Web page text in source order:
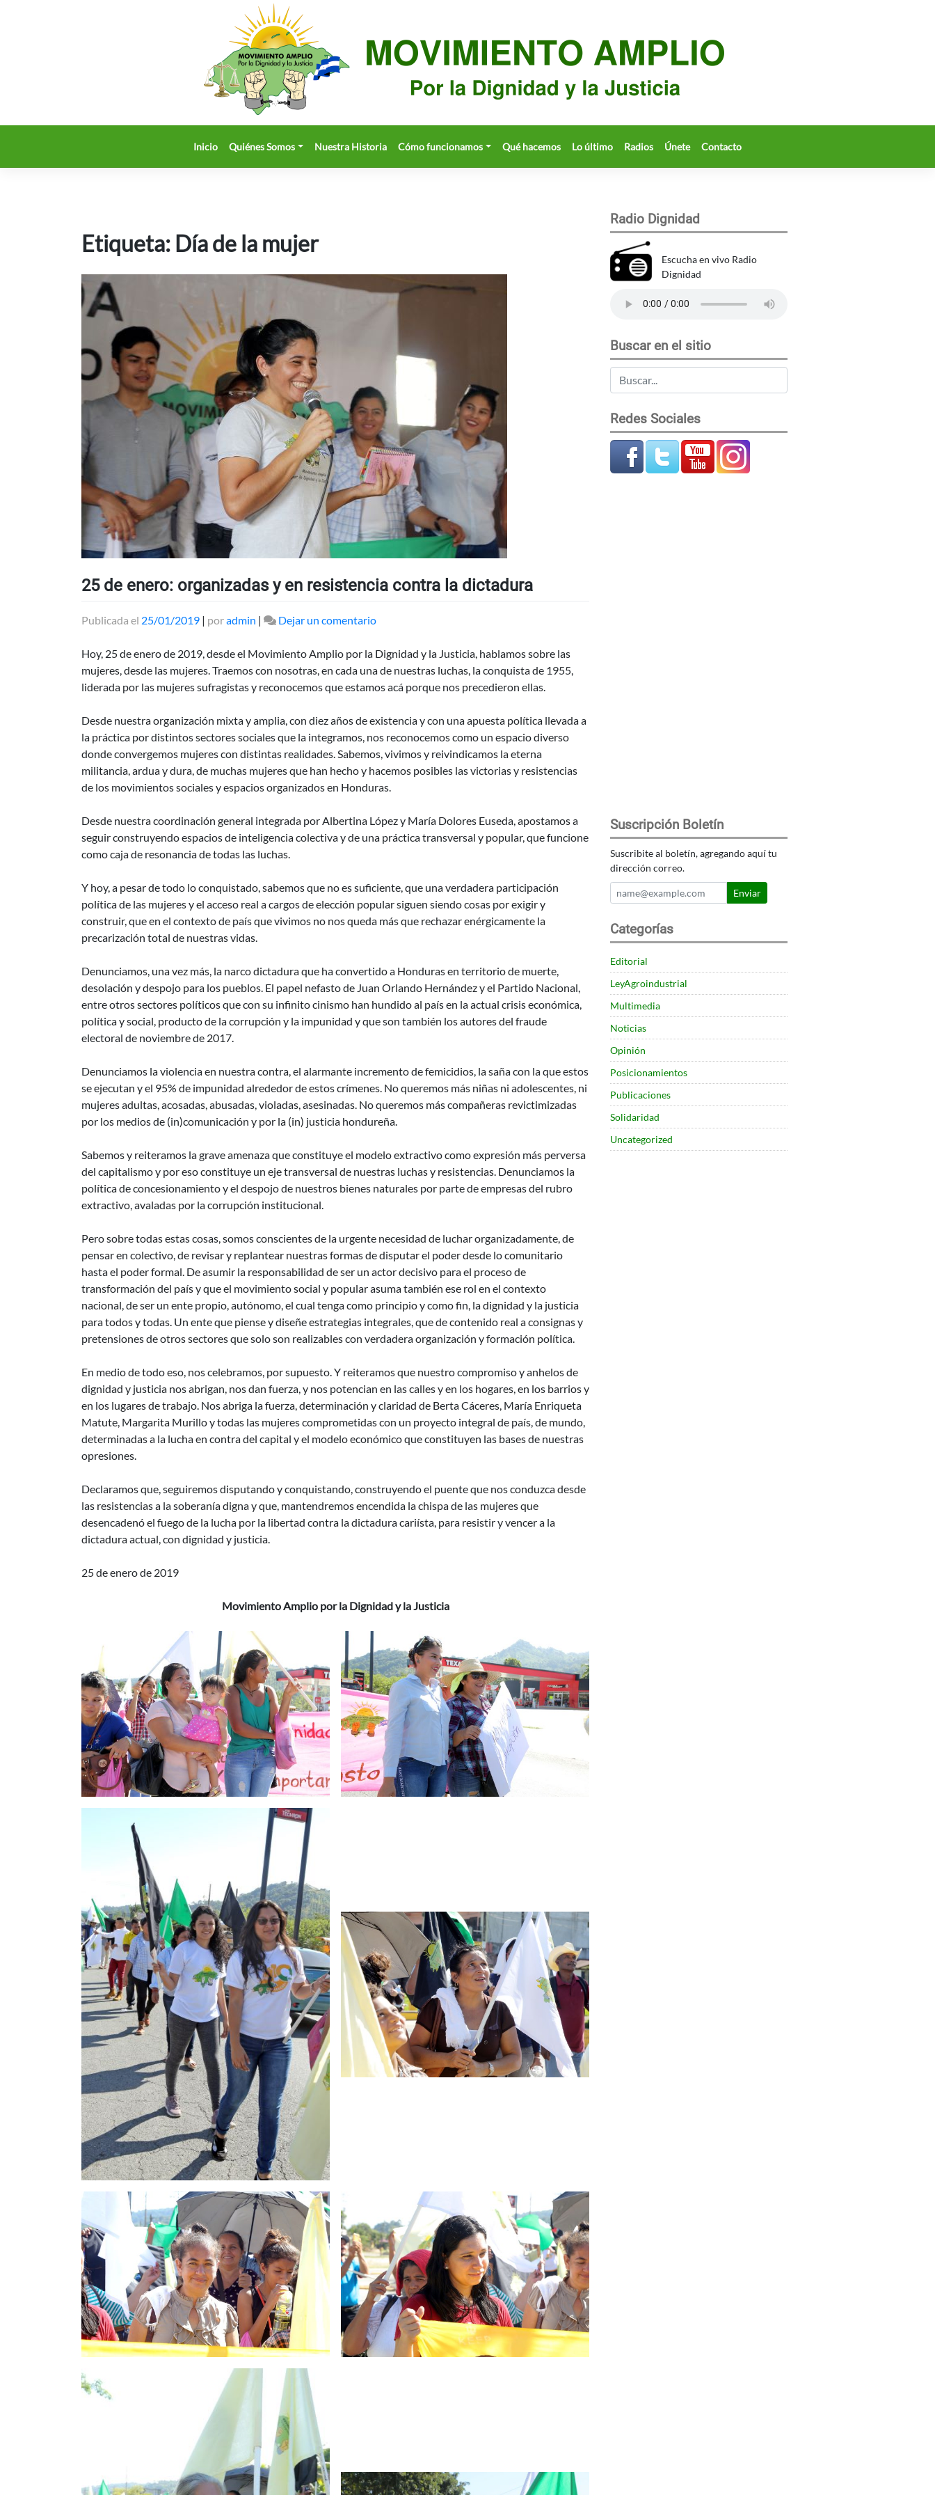
Inicio Quiénes Somos Nuestra Historia Cómo funcionamos Qué hacemos Lo último Radios Únete Contacto
Etiqueta: Día de la mujer
25 de enero: organizadas y en resistencia contra la dictadura
Publicada el 25/01/2019 | poradmin | Dejar un comentarioen
de
enero:
organizadas
en
resistencia
contra
la
dictadura
Hoy, 25 de enero de 2019, desde el Movimiento Amplio por la Dignidad y la Justicia, hablamos sobre las
mujeres, desde las mujeres. Traemos con nosotras, en cada una de nuestras luchas, la conquista de 1955,
liderada por las mujeres sufragistas y reconocemos que estamos acá porque nos precedieron ellas.
Desde nuestra organización mixta y amplia, con diez años de existencia y con una apuesta política llevada a
la práctica por distintos sectores sociales que la integramos, nos reconocemos como un espacio diverso
donde convergemos mujeres con distintas realidades. Sabemos, vivimos y reivindicamos la eterna
militancia, ardua y dura, de muchas mujeres que han hecho y hacemos posibles las victorias y resistencias
de los movimientos sociales y espacios organizados en Honduras.
Desde nuestra coordinación general integrada por Albertina López y María Dolores Euseda, apostamos a
seguir construyendo espacios de inteligencia colectiva y de una práctica transversal y popular, que funcione
como caja de resonancia de todas las luchas.
Y hoy, a pesar de todo lo conquistado, sabemos que no es suficiente, que una verdadera participación
política de las mujeres y el acceso real a cargos de elección popular siguen siendo cosas por exigir y
construir, que en el contexto de país que vivimos no nos queda más que rechazar enérgicamente la
precarización total de nuestras vidas.
Denunciamos, una vez más, la narco dictadura que ha convertido a Honduras en territorio de muerte,
desolación y despojo para los pueblos. El papel nefasto de Juan Orlando Hernández y el Partido Nacional,
entre otros sectores políticos que con su infinito cinismo han hundido al país en la actual crisis económica,
política y social, producto de la corrupción y la impunidad y que son también los autores del fraude
electoral de noviembre de 2017.
Denunciamos la violencia en nuestra contra, el alarmante incremento de femicidios, la saña con la que estos
se ejecutan y el 95% de impunidad alrededor de estos crímenes. No queremos más niñas ni adolescentes, ni
mujeres adultas, acosadas, abusadas, violadas, asesinadas. No queremos más compañeras revictimizadas
por los medios de (in)comunicación y por la (in) justicia hondureña.
Sabemos y reiteramos la grave amenaza que constituye el modelo extractivo como expresión más perversa
del capitalismo y por eso constituye un eje transversal de nuestras luchas y resistencias. Denunciamos la
política de concesionamiento y el despojo de nuestros bienes naturales por parte de empresas del rubro
extractivo, avaladas por la corrupción institucional.
Pero sobre todas estas cosas, somos conscientes de la urgente necesidad de luchar organizadamente, de
pensar en colectivo, de revisar y replantear nuestras formas de disputar el poder desde lo comunitario
hasta el poder formal. De asumir la responsabilidad de ser un actor decisivo para el proceso de
transformación del país y que el movimiento social y popular asuma también ese rol en el contexto
nacional, de ser un ente propio, autónomo, el cual tenga como principio y como fin, la dignidad y la justicia
para todos y todas. Un ente que piense y diseñe estrategias integrales, que de contenido real a consignas y
pretensiones de otros sectores que solo son realizables con verdadera organización y formación política.
En medio de todo eso, nos celebramos, por supuesto. Y reiteramos que nuestro compromiso y anhelos de
dignidad y justicia nos abrigan, nos dan fuerza, y nos potencian en las calles y en los hogares, en los barrios y
en los lugares de trabajo. Nos abriga la fuerza, determinación y claridad de Berta Cáceres, María Enriqueta
Matute, Margarita Murillo y todas las mujeres comprometidas con un proyecto integral de país, de mundo,
determinadas a la lucha en contra del capital y el modelo económico que constituyen las bases de nuestras
opresiones.
Declaramos que, seguiremos disputando y conquistando, construyendo el puente que nos conduzca desde
las resistencias a la soberanía digna y que, mantendremos encendida la chispa de las mujeres que
desencadenó el fuego de la lucha por la libertad contra la dictadura cariísta, para resistir y vencer a la
dictadura actual, con dignidad y justicia.
25 de enero de 2019
Movimiento Amplio por la Dignidad y la Justicia
Radio Dignidad
Escucha en vivo Radio
Dignidad
Buscar en el sitio
Redes Sociales
Suscripción Boletín
Suscribite al boletín, agregando aquí tu
dirección correo.
Enviar
Categorías
Editorial
LeyAgroindustrial
Multimedia
Noticias
Opinión
Posicionamientos
Publicaciones
Solidaridad
Uncategorized